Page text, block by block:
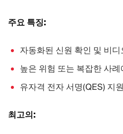
주요 특징:
자동화된 신원 확인 및 비
높은 위험 또는 복잡한 사
유자격 전자 서명(QES) 지
최고의: